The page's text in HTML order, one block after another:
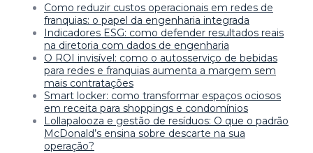
Como reduzir custos operacionais em redes de
franquias: o papel da engenharia integrada
Indicadores ESG: como defender resultados reais
na diretoria com dados de engenharia
O ROI invisível: como o autosserviço de bebidas
para redes e franquias aumenta a margem sem
mais contratações
Smart locker: como transformar espaços ociosos
em receita para shoppings e condomínios
Lollapalooza e gestão de resíduos: O que o padrão
McDonald’s ensina sobre descarte na sua
operação?